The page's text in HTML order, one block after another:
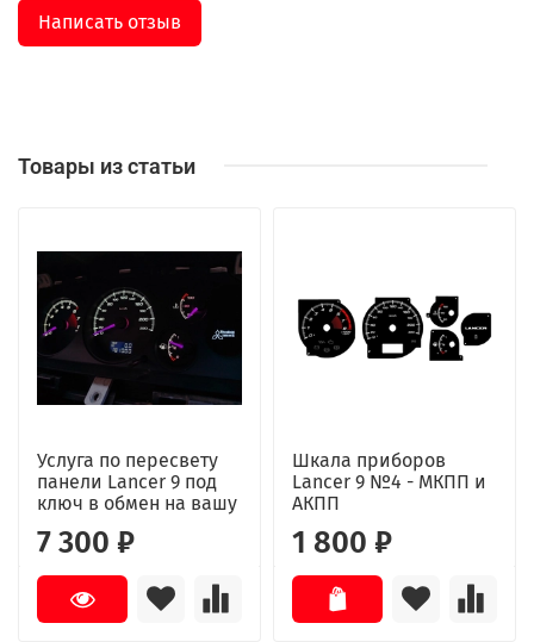
Написать отзыв
Товары из статьи
Услуга по пересвету
панели Lancer 9 под
ключ в обмен на вашу
7 300 ₽
Шкала приборов
Lancer 9 №4 - МКПП и
АКПП
1 800 ₽